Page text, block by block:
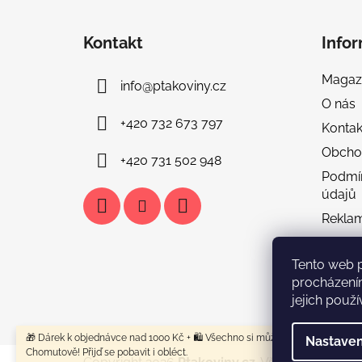
Tento web
jejich
🎁 Dárek k objednávce nad 1000 Kč + 🛍️ Všechno si můžeš vyzkoušet u nás
Chomutově! Přijď se pobavit i obléct.
Kontakt
info@ptakoviny.cz
+420 732 673 797
+420 731 502 948
O nás
údajů
FAQ